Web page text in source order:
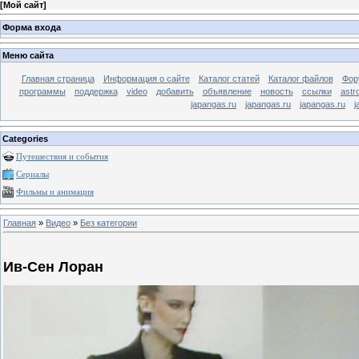
[Мой сайт]
Форма входа
Меню сайта
Главная страница Информация о сайте Каталог статей Каталог файлов
программы
поддержка video добавить объявление новость ссылки
japangas.ru
japangas.ru japangas.ru
Categories
Путешествия и события
Сериалы
Фильмы и анимация
Главная » Видео » Без категории
Ив-Сен Лоран